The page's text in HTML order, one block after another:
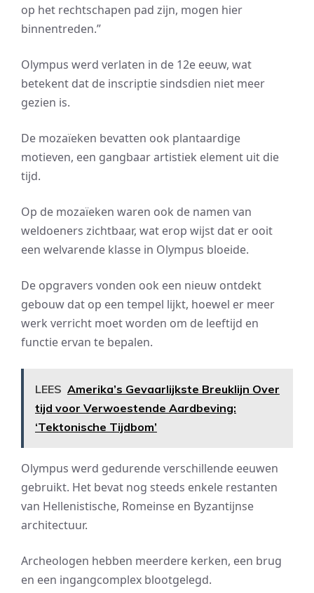
op het rechtschapen pad zijn, mogen hier
binnentreden.”
Olympus werd verlaten in de 12e eeuw, wat
betekent dat de inscriptie sindsdien niet meer
gezien is.
De mozaïeken bevatten ook plantaardige
motieven, een gangbaar artistiek element uit die
tijd.
Op de mozaïeken waren ook de namen van
weldoeners zichtbaar, wat erop wijst dat er ooit
een welvarende klasse in Olympus bloeide.
De opgravers vonden ook een nieuw ontdekt
gebouw dat op een tempel lijkt, hoewel er meer
werk verricht moet worden om de leeftijd en
functie ervan te bepalen.
LEES Amerika’s Gevaarlijkste Breuklijn Over
tijd voor Verwoestende Aardbeving:
‘Tektonische Tijdbom’
Olympus werd gedurende verschillende eeuwen
gebruikt. Het bevat nog steeds enkele restanten
van Hellenistische, Romeinse en Byzantijnse
architectuur.
Archeologen hebben meerdere kerken, een brug
en een ingangcomplex blootgelegd.